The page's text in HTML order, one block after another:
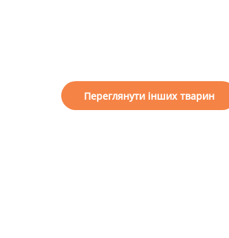
Переглянути інших тварин